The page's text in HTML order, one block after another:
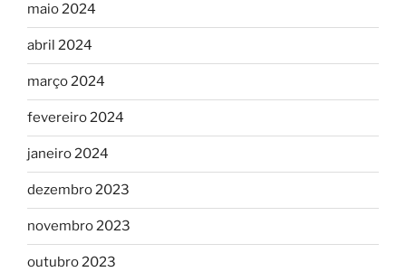
maio 2024
abril 2024
março 2024
fevereiro 2024
janeiro 2024
dezembro 2023
novembro 2023
outubro 2023